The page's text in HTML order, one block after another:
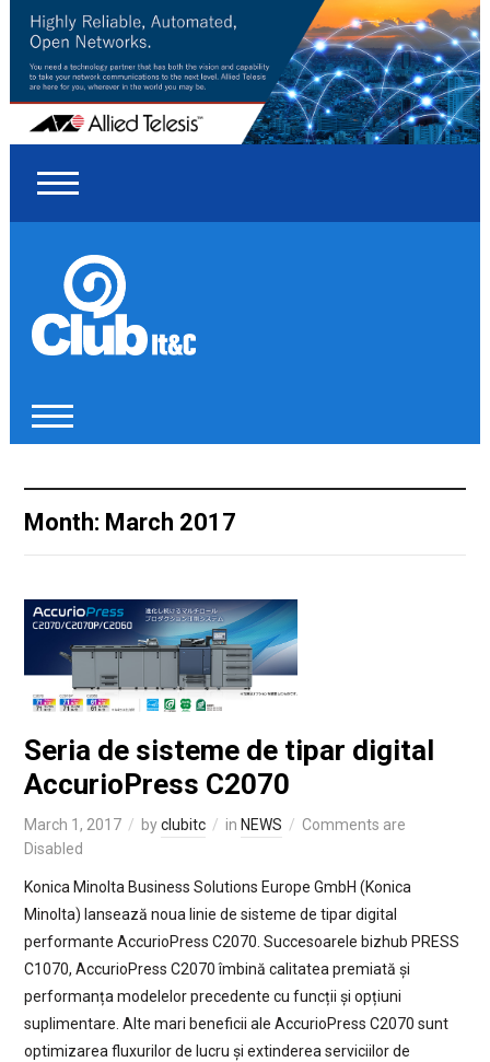
Month: March 2017
Seria de sisteme de tipar digital
AccurioPress C2070
March 1, 2017 byclubitc in NEWS
Comments are
Disabled
Konica Minolta Business Solutions Europe GmbH (Konica
Minolta) lansează noua linie de sisteme de tipar digital
performante AccurioPress C2070. Succesoarele bizhub PRESS
C1070, AccurioPress C2070 îmbină calitatea premiată și
performanța modelelor precedente cu funcții și opțiuni
suplimentare. Alte mari beneficii ale AccurioPress C2070 sunt
optimizarea fluxurilor de lucru și extinderea serviciilor de